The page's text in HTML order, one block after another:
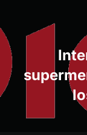
de
entradas